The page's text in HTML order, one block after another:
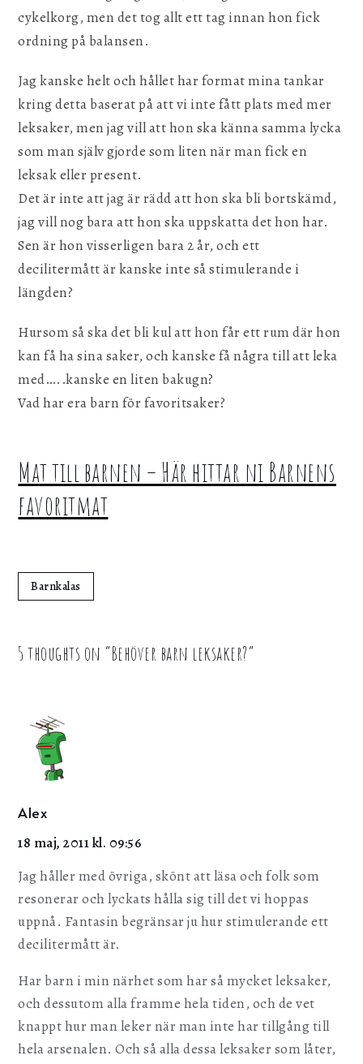
cykelkorg, men det tog allt ett tag innan hon fick
ordning på balansen.
Jag kanske helt och hållet har format mina tankar
kring detta baserat på att vi inte fått plats med mer
leksaker, men jag vill att hon ska känna samma lycka
som man själv gjorde som liten när man fick en
leksak eller present.
Det är inte att jag är rädd att hon ska bli bortskämd,
jag vill nog bara att hon ska uppskatta det hon har.
Sen är hon visserligen bara 2 år, och ett
decilitermått är kanske inte så stimulerande i
längden?
Hursom så ska det bli kul att hon får ett rum där hon
kan få ha sina saker, och kanske få några till att leka
med…..kanske en liten bakugn?
Vad har era barn för favoritsaker?
Mat till barnen – Här hittar ni Barnens
favoritmat
Barnkalas
5 thoughts on “Behöver barn leksaker?”
Alex
18 maj, 2011 kl. 09:56
Jag håller med övriga, skönt att läsa och folk som
resonerar och lyckats hålla sig till det vi hoppas
uppnå. Fantasin begränsar ju hur stimulerande ett
decilitermått är.
Har barn i min närhet som har så mycket leksaker,
och dessutom alla framme hela tiden, och de vet
knappt hur man leker när man inte har tillgång till
hela arsenalen. Och så alla dessa leksaker som låter,